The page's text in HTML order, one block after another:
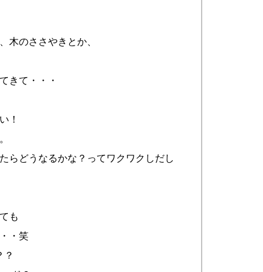
木のささやきとか、
きて・・・
！
らどうなるかな？ってワクワクしだし
も
・笑
？